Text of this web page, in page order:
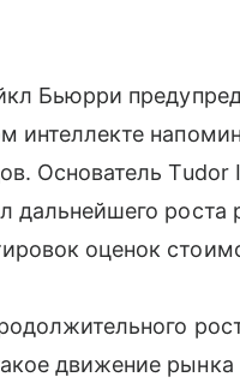
Бьюрри
интеллекте
Основатель
дальнейшего роста
оценок
движение рынка